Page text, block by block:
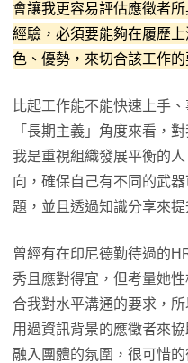
會讓我更容易評估應徵者
經驗，必須要能夠在履歷
色、優勢，來切合該工作的
比起工作能不能快速上手
「長期主義」角度來看，
我是重視組織發展平衡的
向，確保自己有不同的武
題，並且透過知識分享來
曾經有在印尼德勤待過的
秀且應對得宜，但考量她
合我對水平溝通的要求，
用過資訊背景的應徵者來
融入團體的氛圍，很可惜的